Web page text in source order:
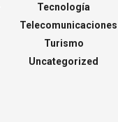
Tecnología
Telecomunicaciones
Turismo
Uncategorized